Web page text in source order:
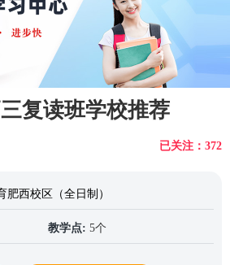
复读班学校推荐
已关注：372
肥西校区（全日制）
教学点: 5个